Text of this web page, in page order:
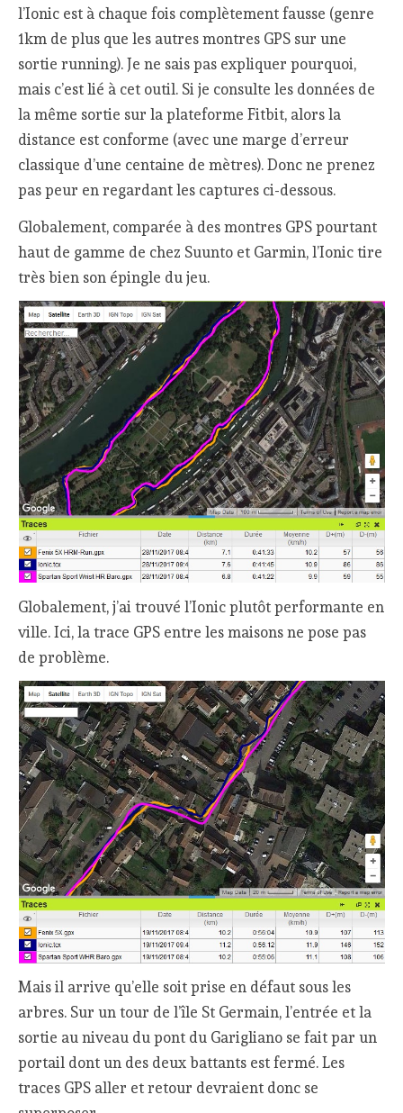
l’Ionic est à chaque fois complètement fausse (genre
1km de plus que les autres montres GPS sur une
sortie running). Je ne sais pas expliquer pourquoi,
mais c’est lié à cet outil. Si je consulte les données de
la même sortie sur la plateforme Fitbit, alors la
distance est conforme (avec une marge d’erreur
classique d’une centaine de mètres). Donc ne prenez
pas peur en regardant les captures ci-dessous.
Globalement, comparée à des montres GPS pourtant
haut de gamme de chez Suunto et Garmin, l’Ionic tire
très bien son épingle du jeu.
Globalement, j’ai trouvé l’Ionic plutôt performante en
ville. Ici, la trace GPS entre les maisons ne pose pas
de problème.
Mais il arrive qu’elle soit prise en défaut sous les
arbres. Sur un tour de l’île St Germain, l’entrée et la
sortie au niveau du pont du Garigliano se fait par un
portail dont un des deux battants est fermé. Les
traces GPS aller et retour devraient donc se